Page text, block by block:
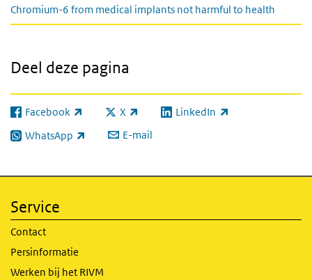
Chromium-6 from medical implants not harmful to health
Deel deze pagina
Facebook
(externe link) X
(externe link) LinkedIn
(externe link)
WhatsApp
(externe link) E-mail
Service
Contact
Persinformatie
Werken bij het RIVM